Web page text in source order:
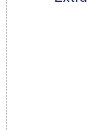
Telefon:+49
DMG
www.dmg-